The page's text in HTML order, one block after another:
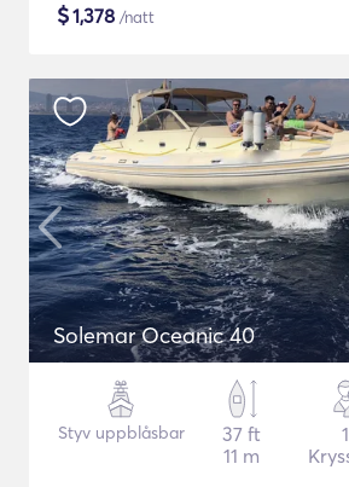
$1,378 /natt
Solemar Oceanic 40
Styv uppblåsbar
37 ft
11 m